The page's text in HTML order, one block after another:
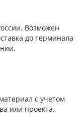
Возможен
до терминала
с учетом
или проекта.